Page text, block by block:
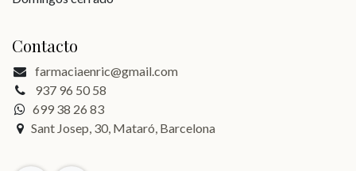
Contacto
farmaciaenric@gmail.com
937 96 50 58
699 38 26 83
Sant Josep, 30, Mataró, Barcelona